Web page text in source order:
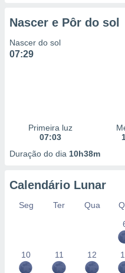
Nascer e Pôr do sol
Nascer do sol
07:29
Primeira luz
07:03
Duração do dia 10h38m
Calendário Lunar
Seg Ter Qua
10 11 12